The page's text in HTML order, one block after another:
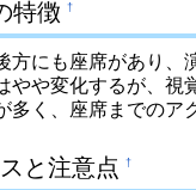
特徴 †
方にも座席があり、
やや変化するが、視
多く、座席までのア
と注意点 †